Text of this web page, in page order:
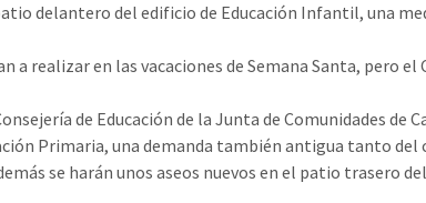
delantero del edificio de Educación Infantil, una
a realizar en las vacaciones de Semana Santa, pero el
de Educación de la Junta de Comunidades de
Primaria, una demanda también antigua tanto
se harán unos aseos nuevos en el patio trasero